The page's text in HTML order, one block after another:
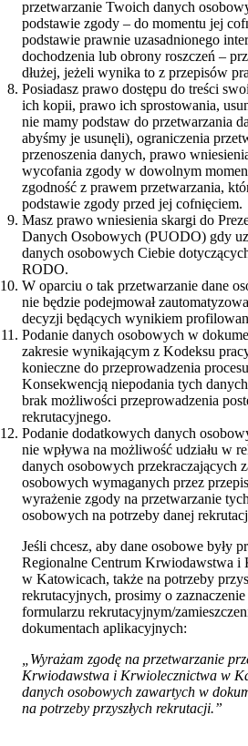
przetwarzanie Twoich danych
podstawie zgody – do momentu jej
podstawie prawnie uzasadnionego
dochodzenia lub obrony roszczeń –
dłużej, jeżeli wynika to z przepisów
Posiadasz prawo dostępu do treści
ich kopii, prawo ich sprostowania,
nie mamy podstaw do przetwarzania
abyśmy je usunęli), ograniczenia
przenoszenia danych, prawo
wycofania zgody w dowolnym
zgodność z prawem przetwarzania,
podstawie zgody przed jej cofnięciem.
Masz prawo wniesienia skargi do
Danych Osobowych (PUODO) gdy
danych osobowych Ciebie
RODO.
W oparciu o tak przetwarzanie dane
nie będzie podejmował
decyzji będących wynikiem
Podanie danych osobowych w
zakresie wynikającym z Kodeksu
konieczne do przeprowadzenia
Konsekwencją niepodania tych
brak możliwości przeprowadzenia
rekrutacyjnego.
Podanie dodatkowych danych
nie wpływa na możliwość udziału w
danych osobowych przekraczających
osobowych wymaganych przez
wyrażenie zgody na przetwarzanie
osobowych na potrzeby danej
Jeśli chcesz, aby dane osobowe były
Regionalne Centrum Krwiodawstwa i
w Katowicach, także na potrzeby
rekrutacyjnych, prosimy o
formularzu rekrutacyjnym/
dokumentach aplikacyjnych:
„Wyrażam zgodę na przetwarzanie
Krwiodawstwa i Krwiolecznictwa w
danych osobowych zawartych w
na potrzeby przyszłych rekrutacji.”